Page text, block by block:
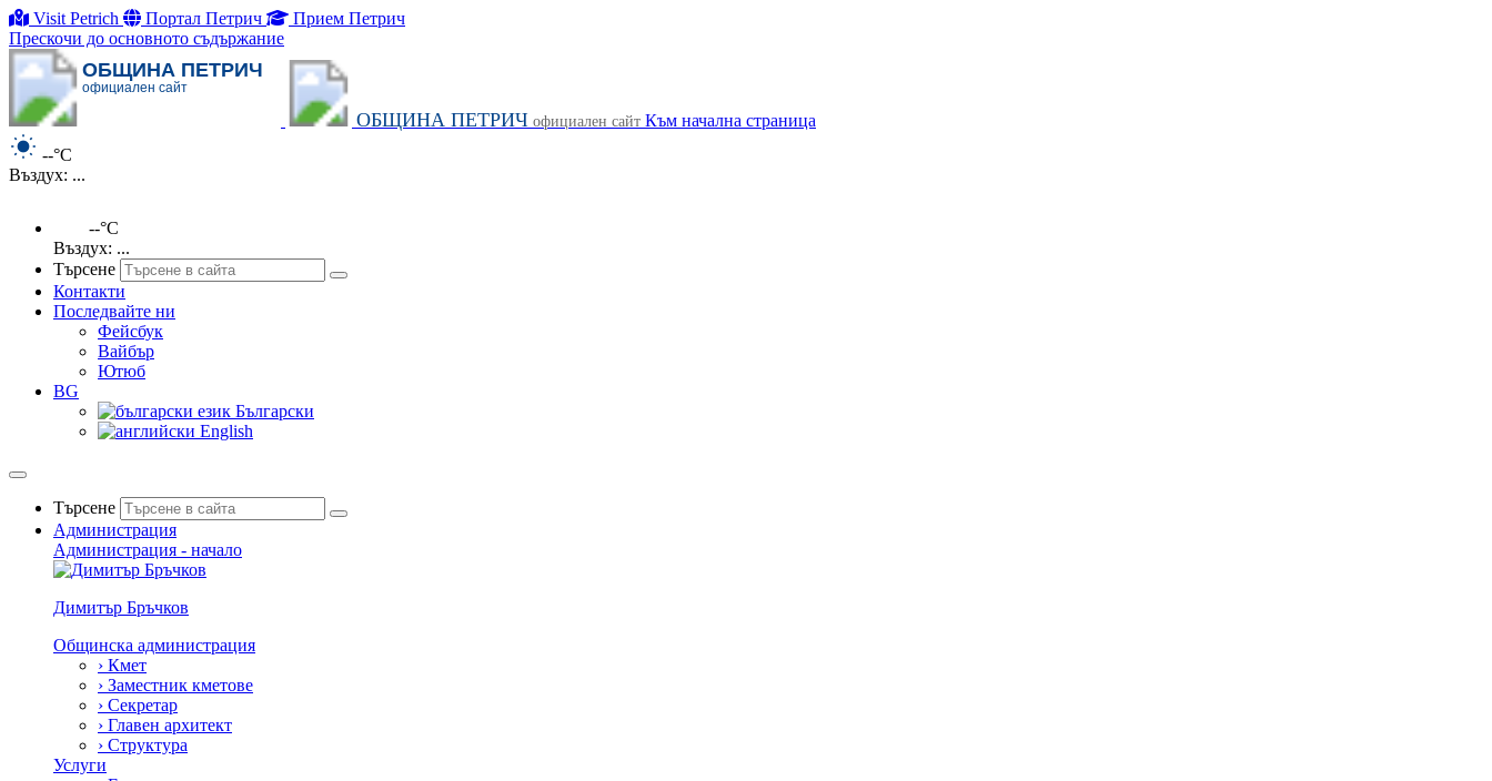
Visit Petrich Портал Петрич
Прием Петрич
Прескочи до основното съдържание
ОБЩИНА ПЕТРИЧ
официален сайт
ОБЩИНА ПЕТРИЧ официален сайт Към начална страница
--°C
Въздух: ...
--°C
Въздух: ...
Търсене
Контакти
Последвайте ни
Фейсбук
Вайбър
Ютюб
BG
Български
English
Търсене
Администрация
Администрация - начало
Димитър Бръчков
Общинска администрация
› Кмет
› Заместник кметове
› Секретар
› Главен архитект
› Структура
Услуги